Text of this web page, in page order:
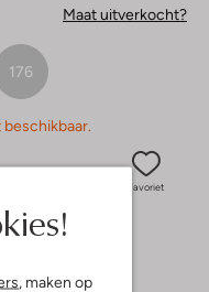
, maken op
Maat uitverkocht?
176
Favoriet